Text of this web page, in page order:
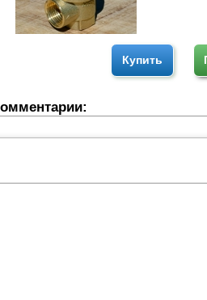
Купить